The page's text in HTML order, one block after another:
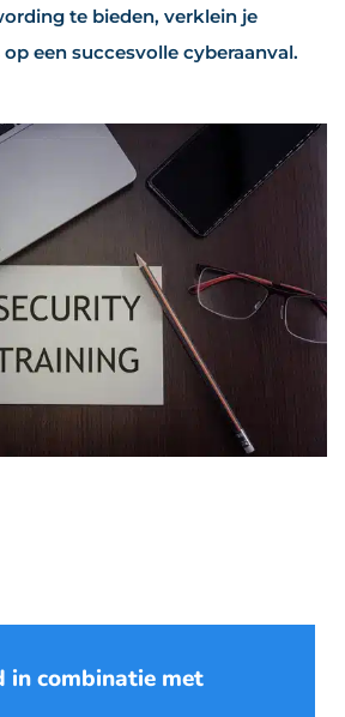
te bieden, verklein je
een succesvolle cyberaanval.
in combinatie met